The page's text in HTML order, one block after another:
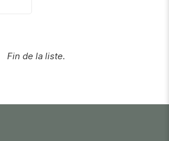
Fin de la liste.